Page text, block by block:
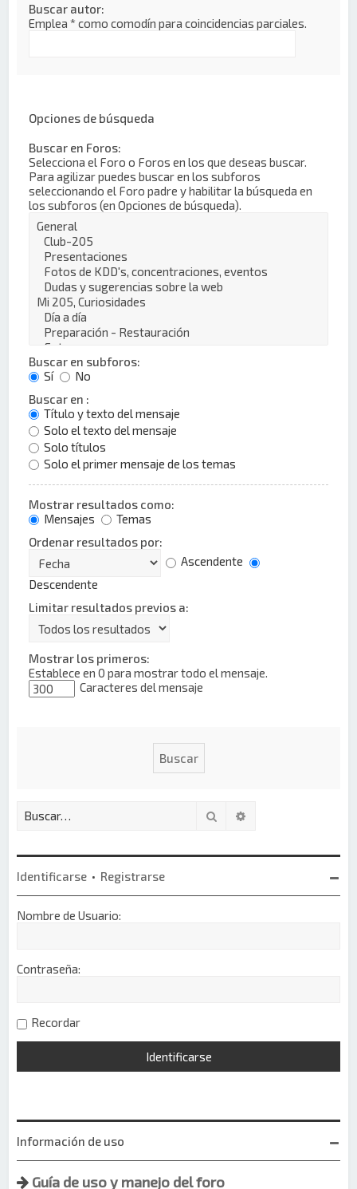
Buscar autor:
Emplea * como comodín para coincidencias parciales.
Opciones de búsqueda
Buscar en Foros:
Selecciona el Foro o Foros en los que deseas buscar.
Para agilizar puedes buscar en los subforos
seleccionando el Foro padre y habilitar la búsqueda en
los subforos (en Opciones de búsqueda).
Buscar en subforos:
Sí
No
Buscar en :
Título y texto del mensaje
Solo el texto del mensaje
Solo títulos
Solo el primer mensaje de los temas
Mostrar resultados como:
Mensajes
Temas
Ordenar resultados por:
Ascendente
Descendente
Limitar resultados previos a:
Mostrar los primeros:
Establece en 0 para mostrar todo el mensaje.
Caracteres del mensaje
Buscar
Identificarse • Registrarse
Nombre de Usuario:
Contraseña:
Recordar
Información de uso
Guía de uso y manejo del foro